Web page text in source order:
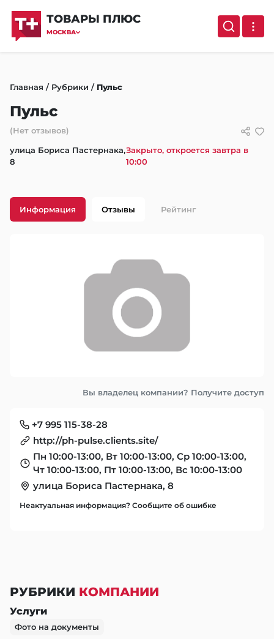
ТОВАРЫ ПЛЮС
МОСКВА
Главная / Рубрики / Пульс
Пульс
(Нет отзывов)
улица Бориса Пастернака,
8
Закрыто, откроется завтра в
10:00
Информация Отзывы Рейтинг
Вы владелец компании? Получите доступ
+7 995 115-38-28
http://ph-pulse.clients.site/
Пн 10:00-13:00, Вт 10:00-13:00, Ср 10:00-13:00,
Чт 10:00-13:00, Пт 10:00-13:00, Вс 10:00-13:00
улица Бориса Пастернака, 8
Неактуальная информация? Сообщите об ошибке
РУБРИКИ КОМПАНИИ
Услуги
Фото на документы